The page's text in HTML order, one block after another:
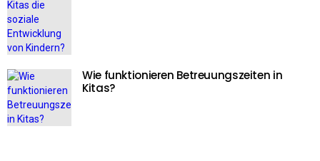
Wie funktionieren Betreuungszeiten in
Kitas?